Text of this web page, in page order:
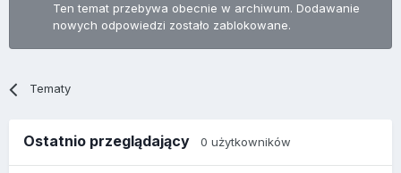
Ten temat przebywa obecnie w archiwum. Dodawanie
nowych odpowiedzi zostało zablokowane.
Tematy
Ostatnio przeglądający 0 użytkowników